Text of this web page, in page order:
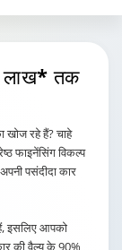
तक
रहे हैं? चाहे
फाइनेंसिंग विकल्प
पसंदीदा कार
इसलिए आपको
की वैल्यू के 90%